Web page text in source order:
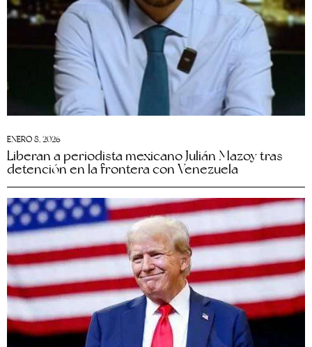
ENERO 8, 2026
Liberan a periodista mexicano Julián Mazoy tras
detención en la frontera con Venezuela